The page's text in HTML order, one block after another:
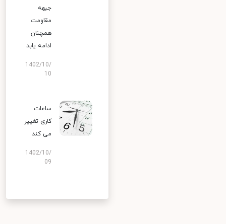
جبهه
مقاومت
همچنان
ادامه یابد
1402/10/
10
ساعات
کاری تغییر
می‌ کند
1402/10/
09